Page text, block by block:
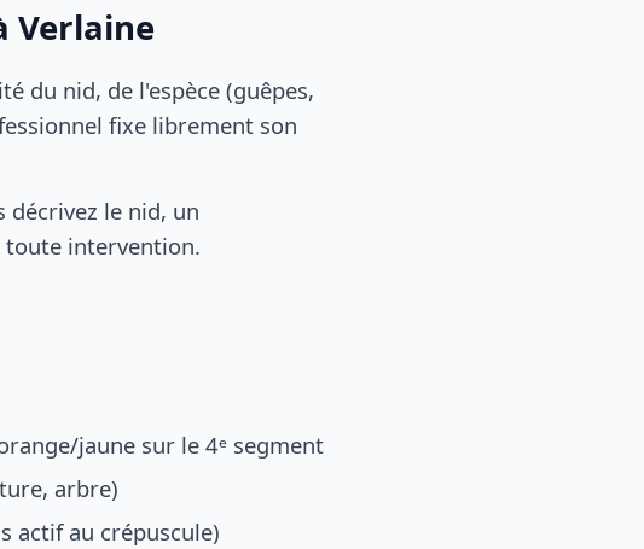
Verlaine
du nid, de l'espèce (guêpes,
fixe librement son
décrivez le nid, un
toute intervention.
jaune sur le 4ᵉ segment
arbre)
actif au crépuscule)